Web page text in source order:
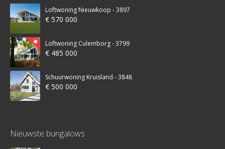
Loftwoning Nieuwkoop - 3897
€ 570 000
Loftwoning Culemborg - 3799
€ 485 000
Schuurwoning Kruisland - 3848
€ 500 000
Nieuwste bungalows